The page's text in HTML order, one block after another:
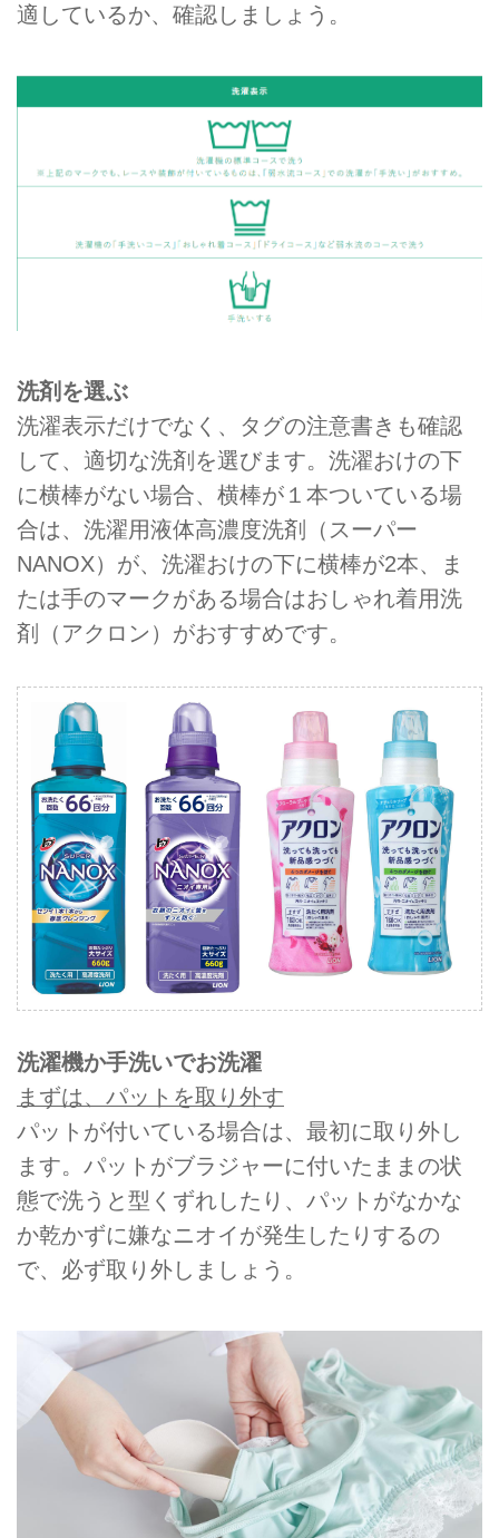
適しているか、確認しましょう。
洗剤を選ぶ
洗濯表示だけでなく、タグの注意書きも確認
して、適切な洗剤を選びます。洗濯おけの下
に横棒がない場合、横棒が１本ついている場
合は、洗濯用液体高濃度洗剤（スーパー
NANOX）が、洗濯おけの下に横棒が2本、ま
たは手のマークがある場合はおしゃれ着用洗
剤（アクロン）がおすすめです。
洗濯機か手洗いでお洗濯
まずは、パットを取り外す
パットが付いている場合は、最初に取り外し
ます。パットがブラジャーに付いたままの状
態で洗うと型くずれしたり、パットがなかな
か乾かずに嫌なニオイが発生したりするの
で、必ず取り外しましょう。